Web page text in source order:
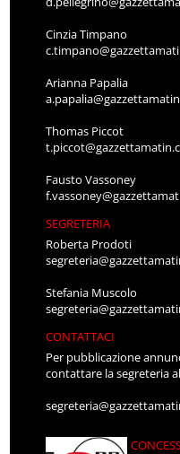
Cinzia Timpano
Arianna Papalia
Thomas Piccot
Fausto Vassoney
SEGRETERIA
Roberta Prodoti
Stefania Muscolo
CONTATTACI
Per pubblicazione
contattare la segreteria